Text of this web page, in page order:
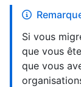
Si vous
que vous
que vous